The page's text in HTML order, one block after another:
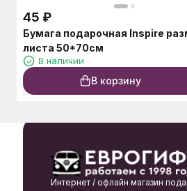
45 ₽
Бумага подарочная Inspire размер
листа 50*70см
В наличии
В корзину
Интернет / офлайн магазин